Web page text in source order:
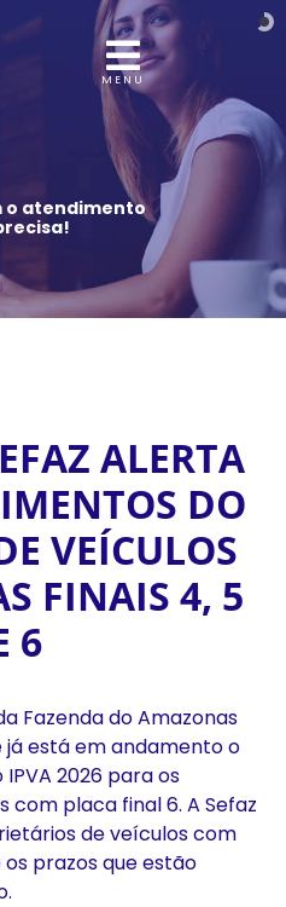
MENU
o atendimento
ALERTA
DO
VEÍCULOS
FINAIS 4, 5
6
Fazenda do Amazonas
está em andamento o
2026 para os
placa final 6. A Sefaz
de veículos com
prazos que estão